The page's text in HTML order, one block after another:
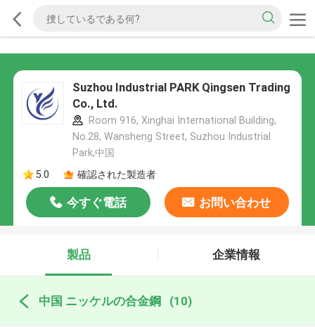
Suzhou Industrial PARK Qingsen Trading
Co., Ltd.
Room 916, Xinghai International Building,
No.28, Wansheng Street, Suzhou Industrial
Park,中国
5.0
確認された製造者
今すぐ電話 お問い合わせ
製品 企業情報
中国 ニッケルの合金鋼 (10)